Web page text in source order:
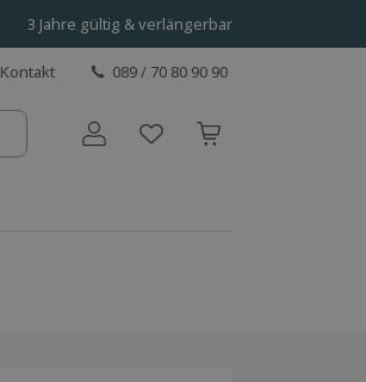
3 Jahre gültig & verlängerbar
Kontakt 089 / 70 80 90 90
Benutzerkonto